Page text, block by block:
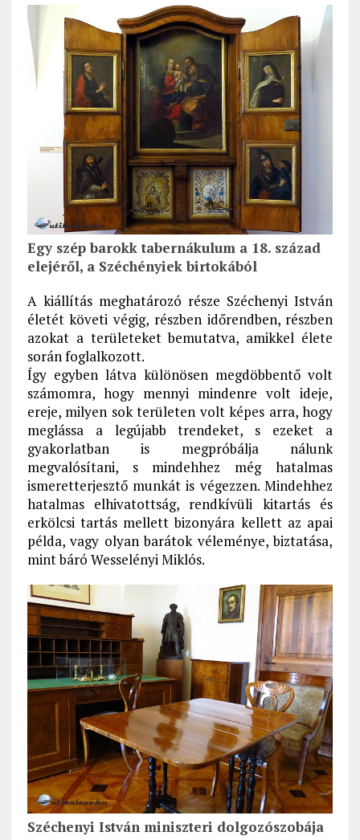
Egy szép barokk tabernákulum a 18. század
elejéről, a Széchényiek birtokából
A kiállítás meghatározó része Széchenyi István
életét követi végig, részben időrendben, részben
azokat a területeket bemutatva, amikkel élete
során foglalkozott.
Így egyben látva különösen megdöbbentő volt
számomra, hogy mennyi mindenre volt ideje,
ereje, milyen sok területen volt képes arra, hogy
meglássa a legújabb trendeket, s ezeket a
gyakorlatban is megpróbálja nálunk
megvalósítani, s mindehhez még hatalmas
ismeretterjesztő munkát is végezzen. Mindehhez
hatalmas elhivatottság, rendkívüli kitartás és
erkölcsi tartás mellett bizonyára kellett az apai
példa, vagy olyan barátok véleménye, biztatása,
mint báró Wesselényi Miklós.
Széchenyi István miniszteri dolgozószobája